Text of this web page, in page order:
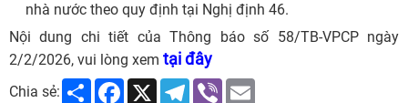
nhà nước theo quy định tại Nghị định 46.
Nội dung chi tiết của Thông báo số 58/TB-VPCP ngày
2/2/2026, vui lòng xem tại đây
Chia sẻ: Share Facebook
X Telegram
Viber